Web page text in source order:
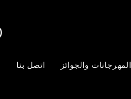
المهرجانات والجوائز اتصل بنا